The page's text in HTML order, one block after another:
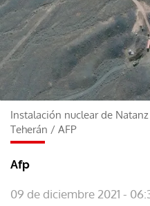
Instalación nuclear de
Teherán / AFP
Afp
09 de diciembre 2021 -